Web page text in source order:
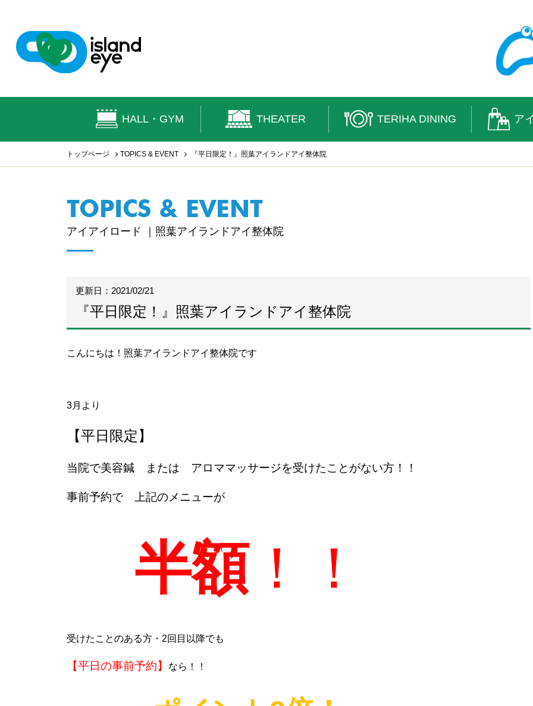
HALL・GYM THEATER TERIHA DINING ア
トップページ TOPICS & EVENT 『平日限定！』照葉アイランドアイ整体院
TOPICS & EVENT
アイアイロード ｜照葉アイランドアイ整体院
更新日：2021/02/21
『平日限定！』照葉アイランドアイ整体院
こんにちは！照葉アイランドアイ整体院です
3月より
【平日限定】
当院で美容鍼 または アロママッサージを受けたことがない方！！
事前予約で 上記のメニューが
半額！！
受けたことのある方・ 2回目以降でも
【平日の事前予約】 なら！！